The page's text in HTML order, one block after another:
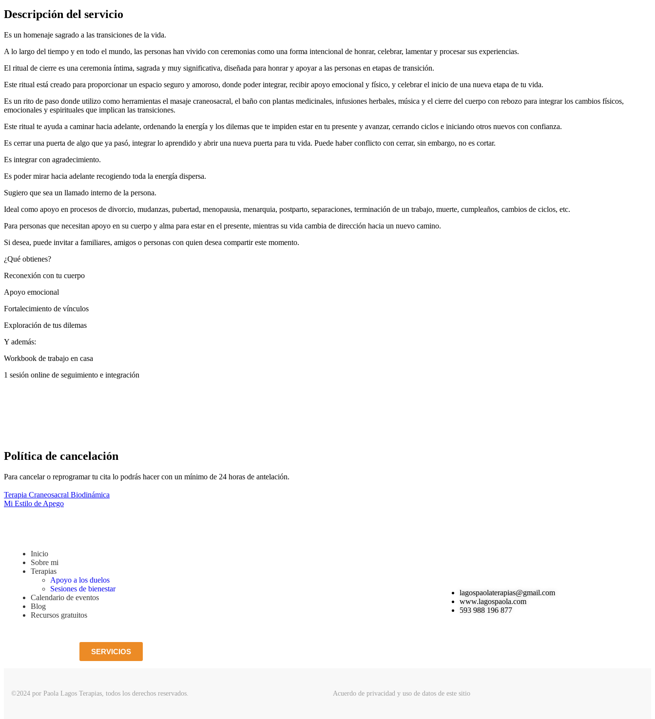
Descripción del servicio
Es un homenaje sagrado a las transiciones de la vida.
A lo largo del tiempo y en todo el mundo, las personas han vivido con ceremonias como una forma intencional de honrar, celebrar, lamentar y procesar sus experiencias.
El ritual de cierre es una ceremonia íntima, sagrada y muy significativa, diseñada para honrar y apoyar a las personas en etapas de transición.
Este ritual está creado para proporcionar un espacio seguro y amoroso, donde poder integrar, recibir apoyo emocional y físico, y celebrar el inicio de una nueva etapa de tu vida.
Es un rito de paso donde utilizo como herramientas el masaje craneosacral, el baño con plantas medicinales, infusiones herbales, música y el cierre del cuerpo con rebozo para integrar los cambios físicos,
emocionales y espirituales que implican las transiciones.
Este ritual te ayuda a caminar hacia adelante, ordenando la energía y los dilemas que te impiden estar en tu presente y avanzar, cerrando ciclos e iniciando otros nuevos con confianza.
Es cerrar una puerta de algo que ya pasó, integrar lo aprendido y abrir una nueva puerta para tu vida. Puede haber conflicto con cerrar, sin embargo, no es cortar.
Es integrar con agradecimiento.
Es poder mirar hacia adelante recogiendo toda la energía dispersa.
Sugiero que sea un llamado interno de la persona.
Ideal como apoyo en procesos de divorcio, mudanzas, pubertad, menopausia, menarquia, postparto, separaciones, terminación de un trabajo, muerte, cumpleaños, cambios de ciclos, etc.
Para personas que necesitan apoyo en su cuerpo y alma para estar en el presente, mientras su vida cambia de dirección hacia un nuevo camino.
Si desea, puede invitar a familiares, amigos o personas con quien desea compartir este momento.
¿Qué obtienes?
Reconexión con tu cuerpo
Apoyo emocional
Fortalecimiento de vínculos
Exploración de tus dilemas
Y además:
Workbook de trabajo en casa
1 sesión online de seguimiento e integración
Política de cancelación
Para cancelar o reprogramar tu cita lo podrás hacer con un mínimo de 24 horas de antelación.
Terapia Craneosacral Biodinámica
Mi Estilo de Apego
Inicio
Sobre mi
Terapias
Apoyo a los duelos
Sesiones de bienestar
Calendario de eventos
Blog
Recursos gratuitos
SERVICIOS
lagospaolaterapias@gmail.com
www.lagospaola.com
593 988 196 877
©2024 por Paola Lagos Terapias, todos los derechos reservados. Acuerdo de privacidad y uso de datos de este sitio